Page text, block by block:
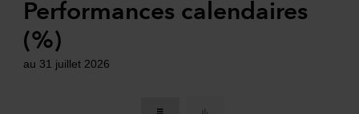
Performances calendaires
(%)
au 31 juillet 2026